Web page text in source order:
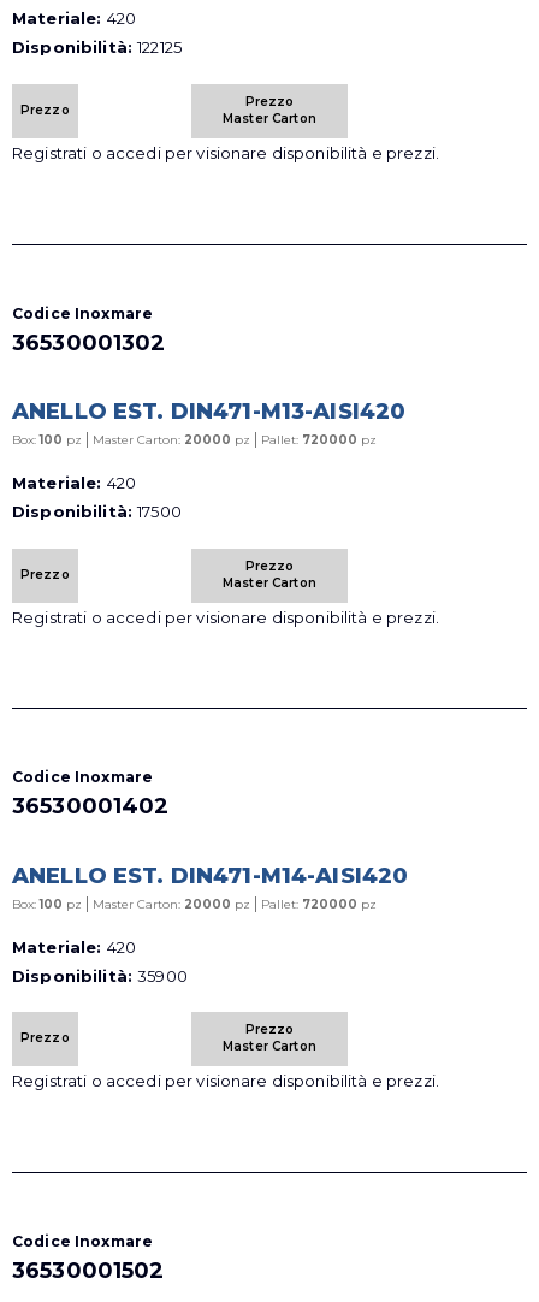
Materiale: 420
Disponibilità:122125
Prezzo
Prezzo
Master Carton
Registrati o accedi per visionare disponibilità e prezzi.
Codice Inoxmare
36530001302
ANELLO EST. DIN471-M13-AISI420
Box:100 pz | Master Carton: 20000 pz | Pallet: 720000 pz
Materiale: 420
Disponibilità:17500
Prezzo
Prezzo
Master Carton
Registrati o accedi per visionare disponibilità e prezzi.
Codice Inoxmare
36530001402
ANELLO EST. DIN471-M14-AISI420
Box:100 pz | Master Carton: 20000 pz | Pallet: 720000 pz
Materiale: 420
Disponibilità:35900
Prezzo
Prezzo
Master Carton
Registrati o accedi per visionare disponibilità e prezzi.
Codice Inoxmare
36530001502